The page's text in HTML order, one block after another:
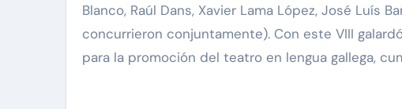
Blanco, Raúl Dans, Xavier Lama López, José Luís
concurrieron conjuntamente). Con este VIII
para la promoción del teatro en lengua gallega,